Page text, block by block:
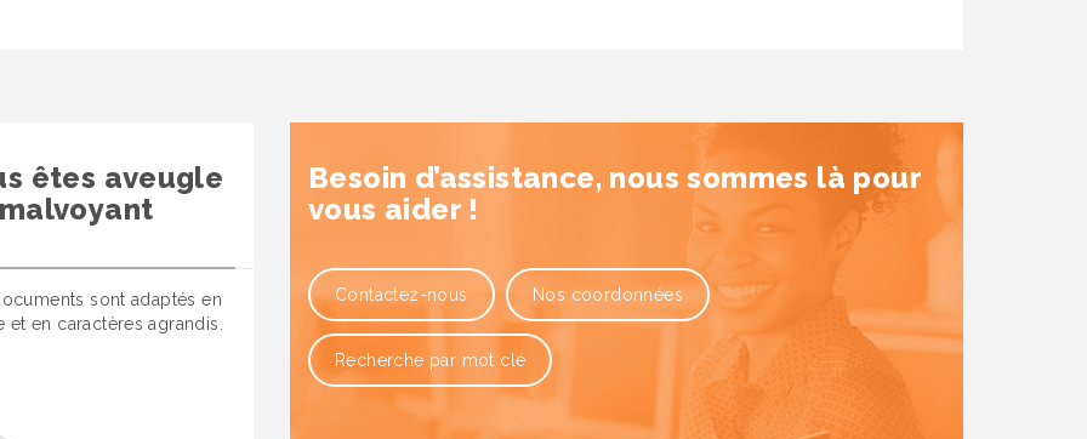
êtes aveugle
sont adaptés en
et en caractères agrandis.
Besoin d’assistance, nous sommes là pour
vous aider !
Contactez-nous Nos coordonnées
Recherche par mot clé